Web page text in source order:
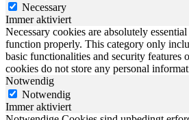
Necessary
Immer aktiviert
Necessary cookies are absolutely
function properly. This category only
basic functionalities and security features
cookies do not store any personal
Notwendig
Notwendig
Immer aktiviert